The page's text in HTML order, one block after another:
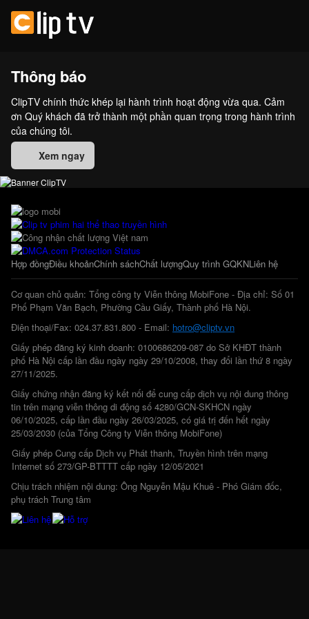
Thông báo
ClipTV chính thức khép lại hành trình hoạt động vừa qua. Cảm
ơn Quý khách đã trở thành một phần quan trọng trong hành trình
của chúng tôi.
Xem ngay
Hợp đồngĐiều khoảnChính sáchChất lượngQuy trình GQKNLiên hệ
Cơ quan chủ quản: Tổng công ty Viễn thông MobiFone - Địa chỉ: Số 01
Phố Phạm Văn Bạch, Phường Cầu Giấy, Thành phố Hà Nội.
Điện thoại/Fax: 024.37.831.800 - Email: hotro@cliptv.vn
Giấy phép đăng ký kinh doanh: 0100686209-087 do Sở KHĐT thành
phố Hà Nội cấp lần đầu ngày ngày 29/10/2008, thay đổi lần thứ 8 ngày
27/11/2025.
Giấy chứng nhận đăng ký kết nối để cung cấp dịch vụ nội dung thông
tin trên mạng viễn thông di động số 4280/GCN-SKHCN ngày
06/10/2025, cấp lần đầu ngày 26/03/2025, có giá trị đến hết ngày
25/03/2030 (của Tổng Công ty Viễn thông MobiFone)
Giấy phép Cung cấp Dịch vụ Phát thanh, Truyền hình trên mạng
Internet số 273/GP-BTTTT cấp ngày 12/05/2021
Chịu trách nhiệm nội dung: Ông Nguyễn Mậu Khuê - Phó Giám đốc,
phụ trách Trung tâm